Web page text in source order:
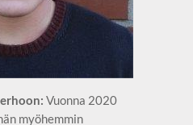
Vuonna 2020
myöhemmin